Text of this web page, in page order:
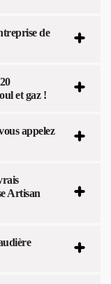
de
et gaz !
appelez
Artisan